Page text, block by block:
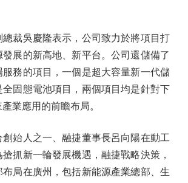
吳慶隆表示，公司致力於將項目打
展的新高地、新平台。公司還儲備了
服務的項目，一個是超大容量新一代儲
固態電池項目，兩個項目均是針對下
業應用的前瞻布局。
人之一、融捷董事長呂向陽在動工
抓新一輪發展機遇，融捷戰略決策，
布局在廣州，包括新能源產業總部、生